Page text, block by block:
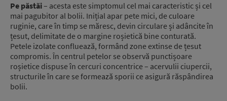
Pe păstăi– acesta este simptomul cel mai caracteristic și cel
mai pagubitor al bolii. Inițial apar pete mici, de culoare
ruginie, care în timp se măresc, devin circulare și adâncite în
țesut, delimitate de o margine roșietică bine conturată.
Petele izolate confluează, formând zone extinse de țesut
compromis. În centrul petelor se observă punctișoare
roșietice dispuse în cercuri concentrice – acervulii ciupercii,
structurile în care se formează sporii ce asigură răspândirea
bolii.